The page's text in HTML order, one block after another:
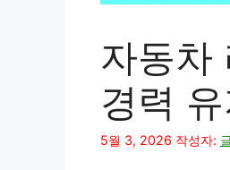
자동차
경력
5월 3, 2026 작성자: